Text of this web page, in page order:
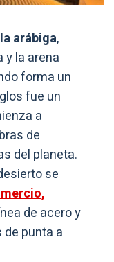
arábiga,
y la arena
forma un
fue un
a
de
del planeta.
se
de acero y
punta a